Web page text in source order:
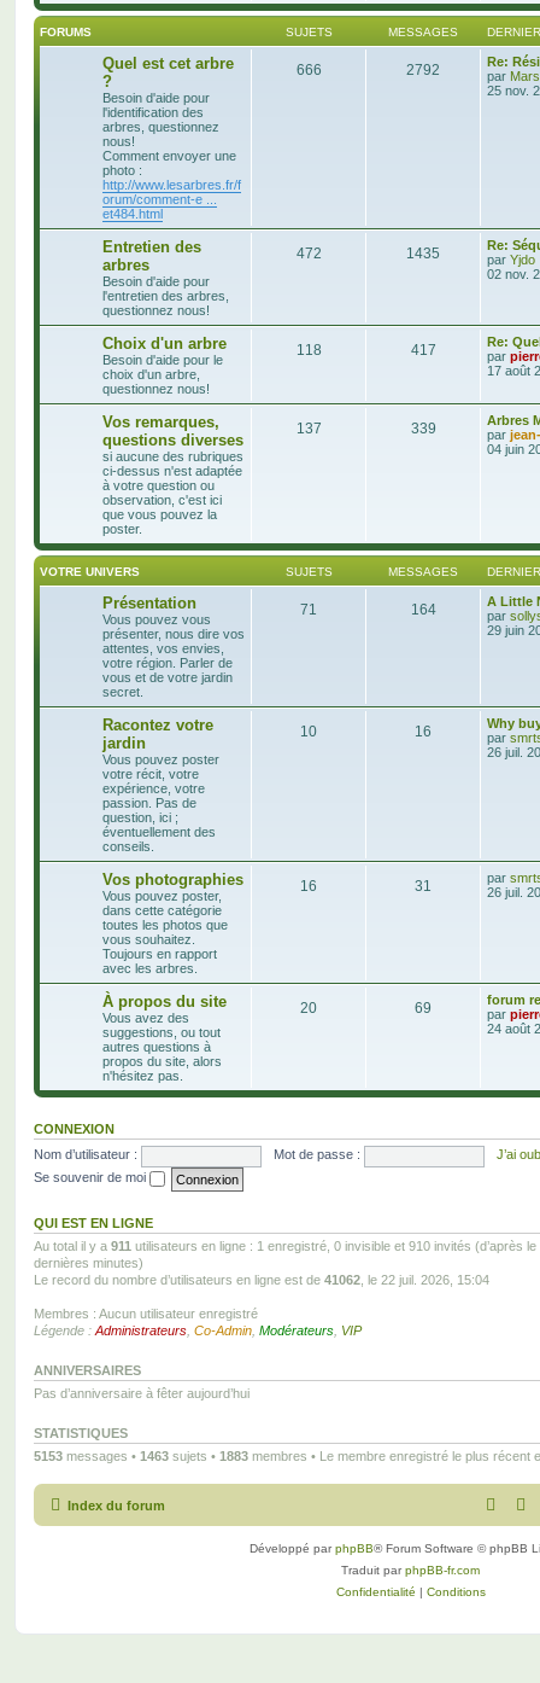
FORUMS SUJETS MESSAGES
Quel est cet arbre
?
Besoin d'aide pour
l'identification des
arbres, questionnez
nous!
Comment envoyer une
photo :
http://www.lesarbres.fr/f
orum/comment-e ...
et484.html
666 2792
Re:
par
25 nov.
Entretien des
arbres
Besoin d'aide pour
l'entretien des arbres,
questionnez nous!
472 1435
Re:
par Yjdo
02 nov.
Choix d'un arbre
Besoin d'aide pour le
choix d'un arbre,
questionnez nous!
118 417
Re:
par
17 août
Vos remarques,
questions diverses
si aucune des rubriques
ci-dessus n'est adaptée
à votre question ou
observation, c'est ici
que vous pouvez la
poster.
137 339
Arbres
par
04 juin
VOTRE UNIVERS SUJETS MESSAGES
Présentation
Vous pouvez vous
présenter, nous dire vos
attentes, vos envies,
votre région. Parler de
vous et de votre jardin
secret.
71 164
A Little
par
29 juin
Racontez votre
jardin
Vous pouvez poster
votre récit, votre
expérience, votre
passion. Pas de
question, ici ;
éventuellement des
conseils.
10 16
Why
par
26 juil.
Vos photographies
Vous pouvez poster,
dans cette catégorie
toutes les photos que
vous souhaitez.
Toujours en rapport
avec les arbres.
16 31 par
26 juil.
À propos du site
Vous avez des
suggestions, ou tout
autres questions à
propos du site, alors
n'hésitez pas.
20 69
forum
par
24 août
CONNEXION
Nom d’utilisateur :
Mot de passe :
J’ai
Se souvenir de moi
QUI EST EN LIGNE
Au total il y a 911 utilisateurs en ligne : 1 enregistré, 0 invisible et 910 invités (d’après
dernières minutes)
Le record du nombre d’utilisateurs en ligne est de 41062 , le 22 juil. 2026, 15:04
Membres : Aucun utilisateur enregistré
Légende : Administrateurs Co-Admin Modérateurs VIP
ANNIVERSAIRES
Pas d’anniversaire à fêter aujourd’hui
STATISTIQUES
5153 messages • 1463 sujets • 1883 membres • Le membre enregistré le plus récent
Index du forum
Développé parphpBB® Forum Software © phpBB
Traduit parphpBB-fr.com
Confidentialité | Conditions